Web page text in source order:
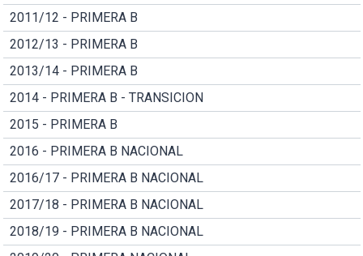
2011/12 - PRIMERA B
2012/13 - PRIMERA B
2013/14 - PRIMERA B
2014 - PRIMERA B - TRANSICION
2015 - PRIMERA B
2016 - PRIMERA B NACIONAL
2016/17 - PRIMERA B NACIONAL
2017/18 - PRIMERA B NACIONAL
2018/19 - PRIMERA B NACIONAL